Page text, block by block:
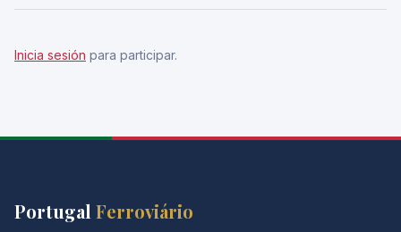
Inicia sesión para participar.
Portugal Ferroviário